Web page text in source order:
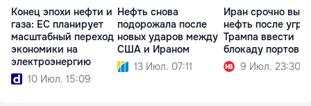
Конец эпохи нефти и
газа: ЕС планирует
масштабный переход
экономики на
электроэнергию
10 Июл. 15:09
Нефть снова
подорожала после
новых ударов между
США и Ираном
13 Июл. 07:11
Иран срочно
нефть после
Трампа ввести
блокаду портов
9 Июл. 23:30